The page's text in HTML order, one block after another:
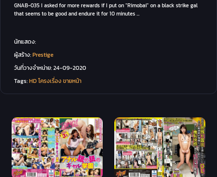
GNAB-035 I asked for more rewards if I put on "Rimobai" on a black strike gal
that seems to be good and endure it for 10 minutes ...
นักแสดง:
ผู้สร้าง:Prestige
วันที่วางจำหน่าย:24-09-2020
Tags:HDโครงเรื่องขายหน้า